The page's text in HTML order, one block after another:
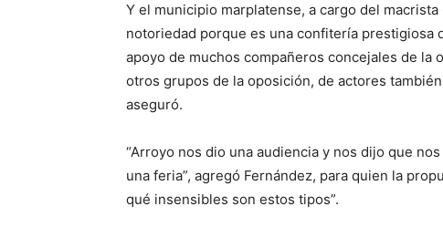
Y el municipio marplatense, a cargo del
notoriedad porque es una confitería prestigiosa
apoyo de muchos compañeros concejales de la
otros grupos de la oposición, de actores
aseguró.
“Arroyo nos dio una audiencia y nos dijo que
una feria”, agregó Fernández, para quien la
qué insensibles son estos tipos”.